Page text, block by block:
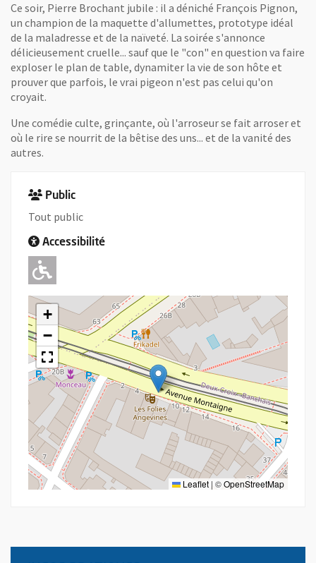
Ce soir, Pierre Brochant jubile : il a déniché François Pignon,
un champion de la maquette d'allumettes, prototype idéal
de la maladresse et de la naïveté. La soirée s'annonce
délicieusement cruelle... sauf que le "con" en question va faire
exploser le plan de table, dynamiter la vie de son hôte et
prouver que parfois, le vrai pigeon n'est pas celui qu'on
croyait.
Une comédie culte, grinçante, où l'arroseur se fait arroser et
où le rire se nourrit de la bêtise des uns... et de la vanité des
autres.
Public
Tout public
Accessibilité
Adapté pour l'handicap Moteur
+
−
Leaflet | ©OpenStreetMap